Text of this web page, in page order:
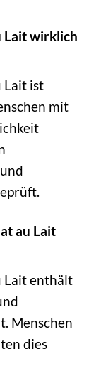
Lait wirklich
Lait ist
mit
au Lait
Lait enthält
Menschen
dies